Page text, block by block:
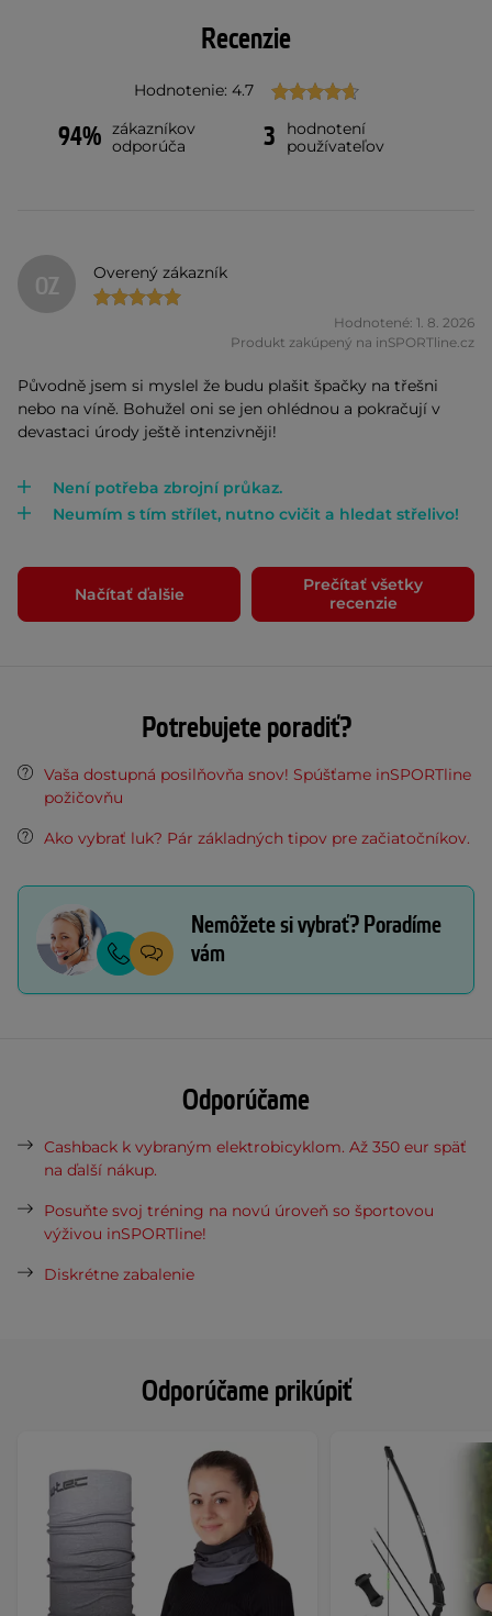
Odporúčame prikúpiť
Recenzie
Hodnotenie: 4.7
94% zákazníkov
odporúča
3
hodnotení
používateľov
OZ Overený zákazník
Hodnotené: 1. 8. 2026
Produkt zakúpený na inSPORTline.cz
Původně jsem si myslel že budu plašit špačky na třešni
nebo na víně. Bohužel oni se jen ohlédnou a pokračují v
devastaci úrody ještě intenzivněji!
Není potřeba zbrojní průkaz.
Neumím s tím střílet, nutno cvičit a hledat střelivo!
Načítať ďalšie
Prečítať všetky
recenzie
Potrebujete poradiť?
Vaša dostupná posilňovňa snov! Spúšťame inSPORTline
požičovňu
Ako vybrať luk? Pár základných tipov pre začiatočníkov.
Nemôžete si vybrať? Poradíme
vám
Odporúčame
Cashback k vybraným elektrobicyklom. Až 350 eur späť
na ďalší nákup.
Posuňte svoj tréning na novú úroveň so športovou
výživou inSPORTline!
Diskrétne zabalenie